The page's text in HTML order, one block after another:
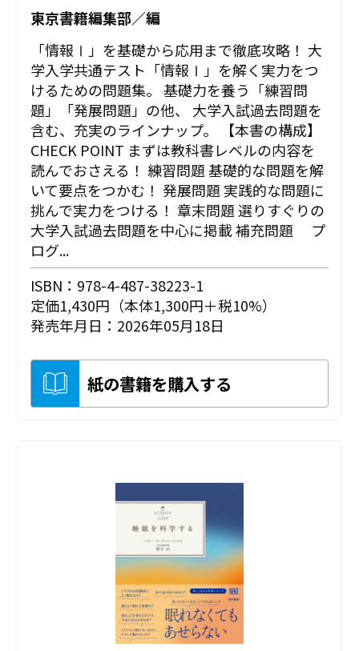
東京書籍編集部／編
「情報Ⅰ」を基礎から応用まで徹底攻略！ 大
学入学共通テスト「情報Ⅰ」を解く実力をつ
けるための問題集。 基礎力を養う「練習問
題」「発展問題」の他、 大学入試過去問題を
含む、充実のラインナップ。 【本書の構成】
CHECK POINT まずは教科書レベルの内容を
読んでおさえる！ 練習問題 基礎的な問題を解
いて要点をつかむ！ 発展問題 実践的な問題に
挑んで実力をつける！ 章末問題 選りすぐりの
大学入試過去問題を中心に掲載 補充問題 プ
ログ...
ISBN：978-4-487-38223-1
定価1,430円（本体1,300円＋税10%）
発売年月日：2026年05月18日
紙の書籍を購入する